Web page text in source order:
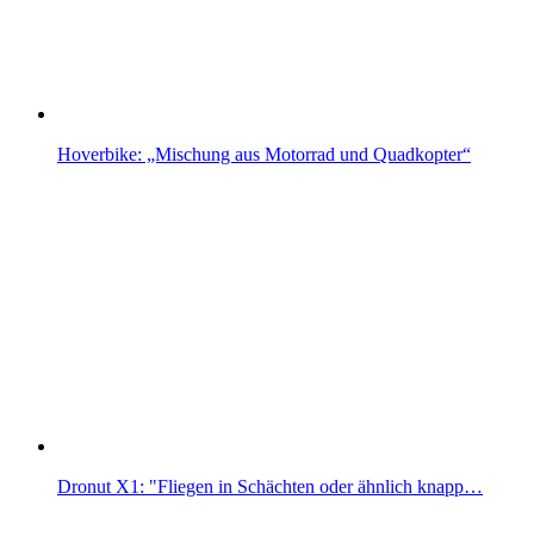
Hoverbike: „Mischung aus Motorrad und Quadkopter“
Dronut X1: "Fliegen in Schächten oder ähnlich knapp…